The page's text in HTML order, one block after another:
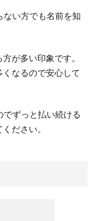
ない方でも名前を知
が多い印象です。
なるので安心して
でずっと払い続ける
ださい。